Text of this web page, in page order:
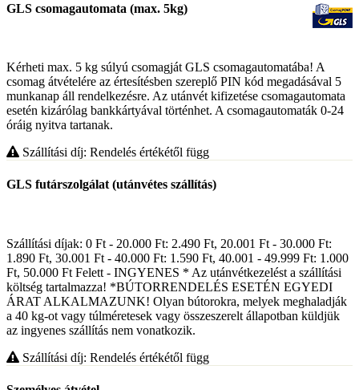
GLS csomagautomata (max. 5kg)
Kérheti max. 5 kg súlyú csomagját GLS csomagautomatába! A
csomag átvételére az értesítésben szereplő PIN kód megadásával 5
munkanap áll rendelkezésre. Az utánvét kifizetése csomagautomata
esetén kizárólag bankkártyával történhet. A csomagautomaták 0-24
óráig nyitva tartanak.
Szállítási díj: Rendelés értékétől függ
GLS futárszolgálat (utánvétes szállítás)
Szállítási díjak: 0 Ft - 20.000 Ft: 2.490 Ft, 20.001 Ft - 30.000 Ft:
1.890 Ft, 30.001 Ft - 40.000 Ft: 1.590 Ft, 40.001 - 49.999 Ft: 1.000
Ft, 50.000 Ft Felett - INGYENES * Az utánvétkezelést a szállítási
költség tartalmazza! *BÚTORRENDELÉS ESETÉN EGYEDI
ÁRAT ALKALMAZUNK! Olyan bútorokra, melyek meghaladják
a 40 kg-ot vagy túlméretesek vagy összeszerelt állapotban küldjük
az ingyenes szállítás nem vonatkozik.
Szállítási díj: Rendelés értékétől függ